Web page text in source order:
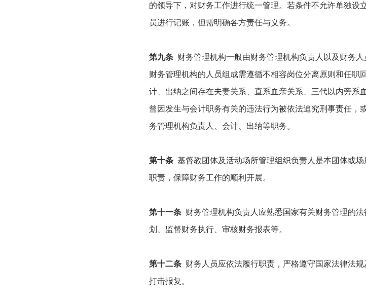
的领导下，对财务工作进行统一管理。若条件不允许单独设
员进行记账，但需明确各方责任与义务。
第九条财务管理机构一般由财务管理机构负责人以及财务人
财务管理机构的人员组成需遵循不相容岗位分离原则和任
计、出纳之间存在夫妻关系、直系血亲关系、三代以内旁系
曾因发生与会计职务有关的违法行为被依法追究刑事责任
务管理机构负责人、会计、出纳等职务。
第十条基督教团体及活动场所管理组织负责人是本团体或
职责，保障财务工作的顺利开展。
第十一条财务管理机构负责人应熟悉国家有关财务管理的
划、监督财务执行、审核财务报表等。
第十二条财务人员应依法履行职责，严格遵守国家法律法
打击报复。